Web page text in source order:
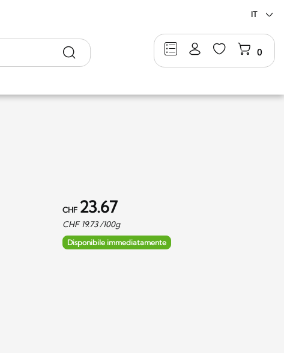
IT
0
Ricerca
CHF 23.67
CHF 19.73/100g
Disponibile immediatamente